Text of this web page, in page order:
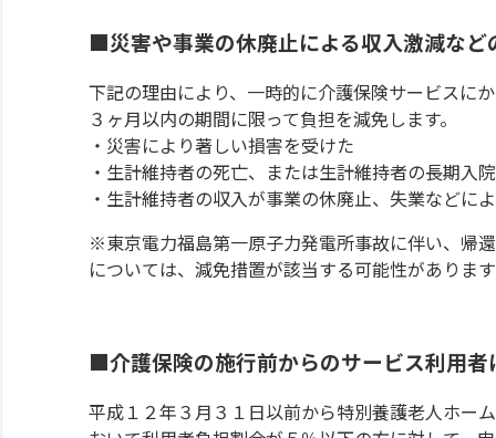
■災害や事業の休廃止による収入激減な
下記の理由により、一時的に介護保険サービスに
３ヶ月以内の期間に限って負担を減免します。
・災害により著しい損害を受けた
・生計維持者の死亡、または生計維持者の長期入
・生計維持者の収入が事業の休廃止、失業などに
※東京電力福島第一原子力発電所事故に伴い、帰
については、減免措置が該当する可能性がありま
■介護保険の施行前からのサービス利用者
平成１２年３月３１日以前から特別養護老人ホー